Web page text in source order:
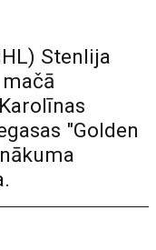
Stenlija
"Golden